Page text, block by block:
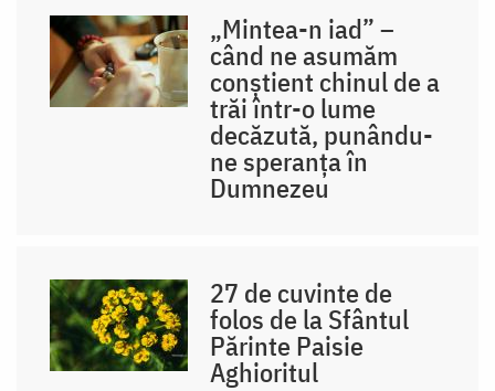
„Mintea-n iad” –
când ne asumăm
conștient chinul de a
trăi într-o lume
decăzută, punându-
ne speranța în
Dumnezeu
27 de cuvinte de
folos de la Sfântul
Părinte Paisie
Aghioritul